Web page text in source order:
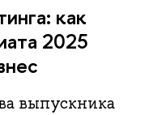
как
2025
выпускника